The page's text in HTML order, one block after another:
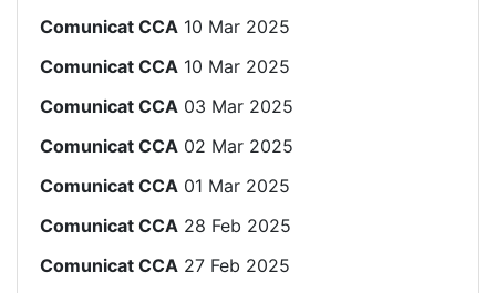
Comunicat CCA 10 Mar 2025
Comunicat CCA 10 Mar 2025
Comunicat CCA 03 Mar 2025
Comunicat CCA 02 Mar 2025
Comunicat CCA 01 Mar 2025
Comunicat CCA 28 Feb 2025
Comunicat CCA 27 Feb 2025